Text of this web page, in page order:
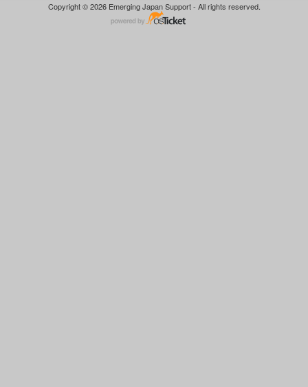
Copyright © 2026 Emerging Japan Support - All rights reserved.